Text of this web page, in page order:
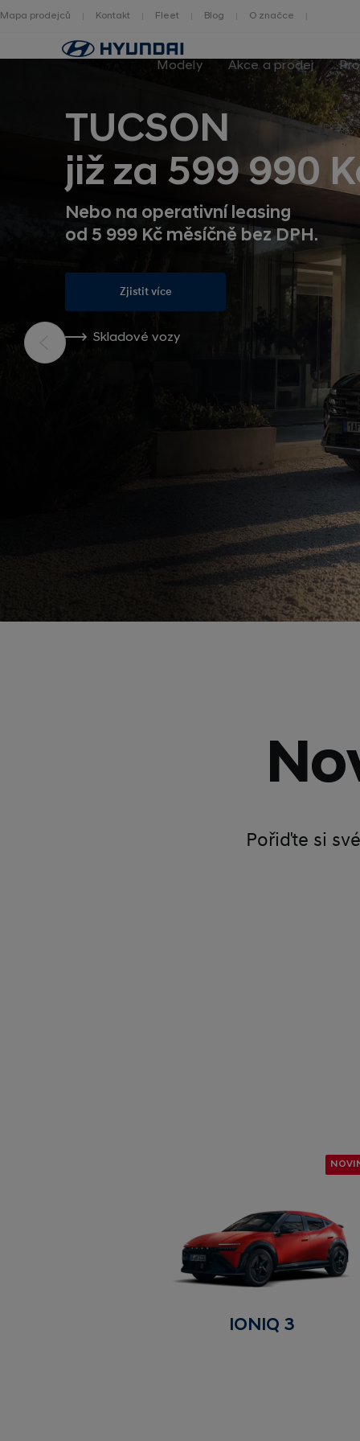
Mapa prodejců Kontakt Fleet Blog O značce
Zpět
na
homepage
Modely Akce a prodej
TUCSON
již za 599 990
Nebo na operativní leasing
od 5 999 Kč měsíčně bez DPH.
Zjistit více
Skladové vozy
Pořiďte si
IONIQ 3